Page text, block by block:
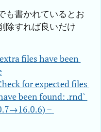
も書かれているとお
除すれば良いだけ
files have been
for expected files
been found: .rnd`
–